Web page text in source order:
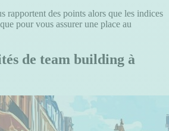
rapportent des points alors que les indices
pour vous assurer une place au
de team building à